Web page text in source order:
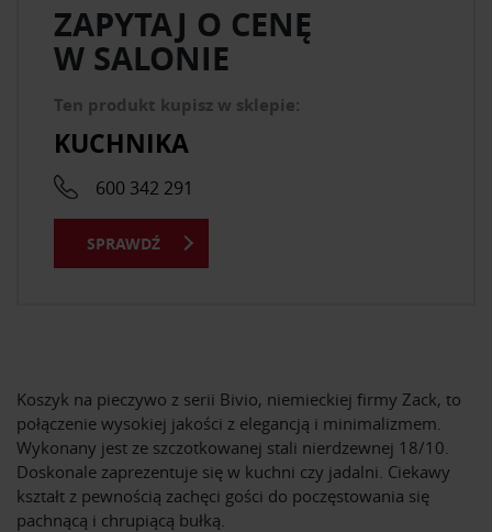
Koszyk na pieczywo z serii Bivio, niemieckiej firmy Zack, to
połączenie wysokiej jakości z elegancją i minimalizmem.
Wykonany jest ze szczotkowanej stali nierdzewnej 18/10.
Doskonale zaprezentuje się w kuchni czy jadalni. Ciekawy
kształt z pewnością zachęci gości do poczęstowania się
pachnącą i chrupiącą bułką.
ZAPYTAJ O CENĘ
W SALONIE
Ten produkt kupisz w sklepie:
KUCHNIKA
600 342 291
SPRAWDŹ